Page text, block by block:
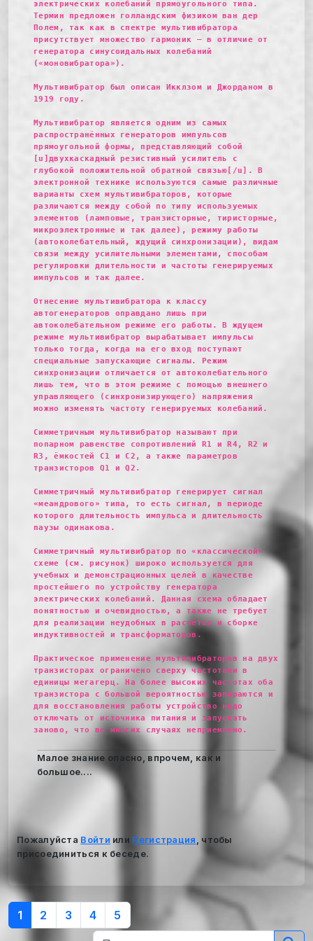
электрических колебаний прямоугольного типа.
Термин предложен голландским физиком ван дер
Полем, так как в спектре мультивибратора
присутствует множество гармоник — в отличие от
генератора синусоидальных колебаний
(«моновибратора»).
Мультивибратор был описан Икклзом и Джорданом в
1919 году.
Мультивибратор является одним из самых
распространённых генераторов импульсов
прямоугольной формы, представляющий собой
[u]двухкаскадный резистивный усилитель с
глубокой положительной обратной связью[/u]. В
электронной технике используются самые различные
варианты схем мультивибраторов, которые
различаются между собой по типу используемых
элементов (ламповые, транзисторные, тиристорные,
микроэлектронные и так далее), режиму работы
(автоколебательный, ждущий синхронизации), видам
связи между усилительными элементами, способам
регулировки длительности и частоты генерируемых
импульсов и так далее.
Отнесение мультивибратора к классу
автогенераторов оправдано лишь при
автоколебательном режиме его работы. В ждущем
режиме мультивибратор вырабатывает импульсы
только тогда, когда на его вход поступают
специальные запускающие сигналы. Режим
синхронизации отличается от автоколебательного
лишь тем, что в этом режиме с помощью внешнего
управляющего (синхронизирующего) напряжения
можно изменять частоту генерируемых колебаний.
Симметричным мультивибратор называют при
попарном равенстве сопротивлений R1 и R4, R2 и
R3, ёмкостей C1 и C2, а также параметров
транзисторов Q1 и Q2.
Симметричный мультивибратор генерирует сигнал
«меандрового» типа, то есть сигнал, в периоде
которого длительность импульса и длительность
паузы одинакова.
Симметричный мультивибратор по «классической»
схеме (см. рисунок) широко используется для
учебных и демонстрационных целей в качестве
простейшего по устройству генератора
электрических колебаний. Данная схема обладает
понятностью и очевидностью, а также не требует
для реализации неудобных в расчётах и сборке
индуктивностей и трансформаторов.
Практическое применение мультивибраторов на двух
транзисторах ограничено сверху частотами в
единицы мегагерц. На более высоких частотах оба
транзистора с большой вероятностью запираются и
для восстановления работы устройство надо
отключать от источника питания и запускать
заново, что во многих случаях неприемлемо.
Малое знание опасно, впрочем, как и
большое....
Пожалуйста Войти или Регистрация
, чтобы
присоединиться к беседе.
1 2 3 4 5